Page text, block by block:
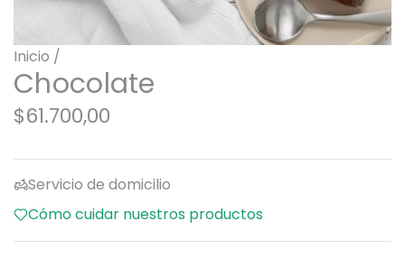
Inicio /
Chocolate
P
e
c
i
$61.700,00
Servicio de domicilio
Cómo cuidar nuestros productos